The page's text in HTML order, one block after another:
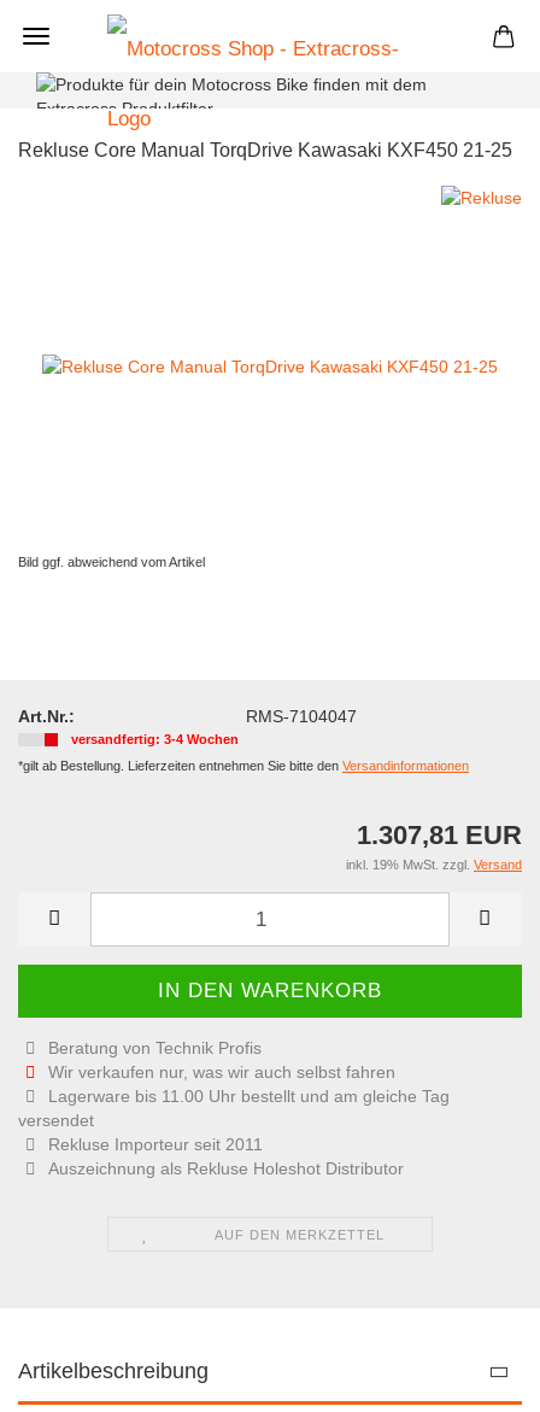
+
Rekluse Core Manual TorqDrive Kawasaki KXF450 21-25
Bild ggf. abweichend vom Artikel
Art.Nr.: RMS-7104047
versandfertig: 3-4 Wochen
*gilt ab Bestellung. Lieferzeiten entnehmen Sie bitte den Versandinformationen
1.307,81 EUR
inkl. 19% MwSt. zzgl. Versand
Beratung von Technik Profis
Wir verkaufen nur, was wir auch selbst fahren
Lagerware bis 11.00 Uhr bestellt und am gleiche Tag
versendet
Rekluse Importeur seit 2011
Auszeichnung als Rekluse Holeshot Distributor
AUF DEN MERKZETTEL
Artikelbeschreibung